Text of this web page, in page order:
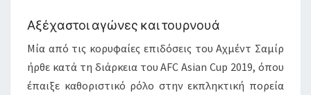
Αξέχαστοι αγώνες και τουρνουά
Μία από τις κορυφαίες επιδόσεις του Αχμέντ Σαμίρ
ήρθε κατά τη διάρκεια του AFC Asian Cup 2019, όπου
έπαιξε καθοριστικό ρόλο στην εκπληκτική πορεία